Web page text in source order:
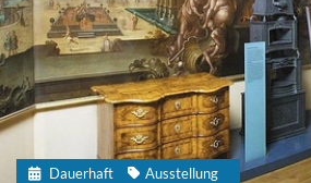
Dauerhaft
Ausstellung